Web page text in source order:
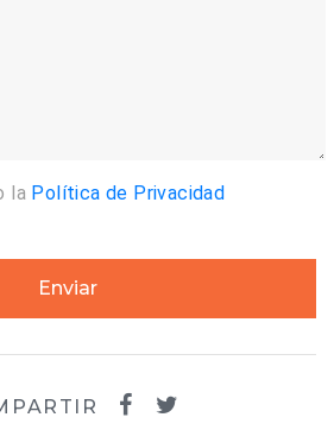
la Política de Privacidad
Enviar